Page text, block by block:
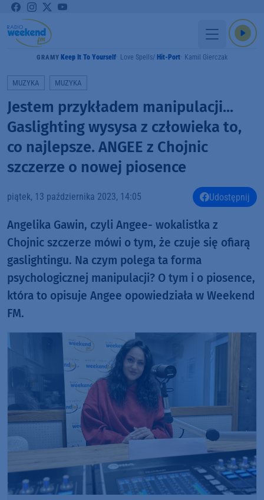
GRAMY Keep It To Yourself Love Spells Hit-Port Kamil Gierczak
MUZYKA MUZYKA
Jestem przykładem manipulacji...
Gaslighting wysysa z człowieka to,
co najlepsze. ANGEE z Chojnic
szczerze o nowej piosence
piątek, 13 października 2023, 14:05 Udostępnij
Angelika Gawin, czyli Angee- wokalistka z
Chojnic szczerze mówi o tym, że czuje się ofiarą
gaslightingu. Na czym polega ta forma
psychologicznej manipulacji? O tym i o piosence,
która to opisuje Angee opowiedziała w Weekend
FM.